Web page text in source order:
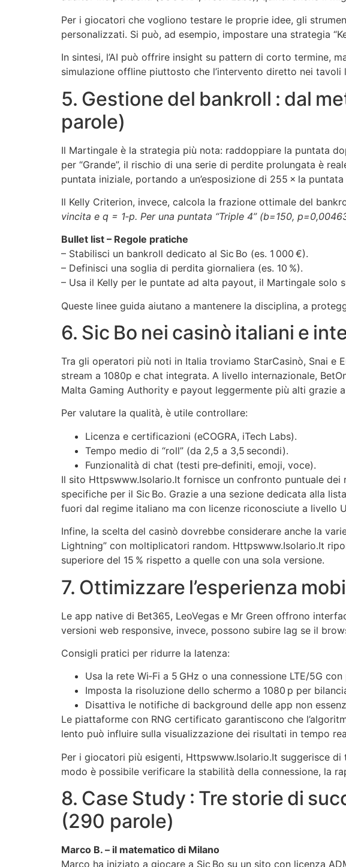
Per i giocatori che vogliono testare le proprie idee, gli
personalizzati. Si può, ad esempio, impostare una strategia
In sintesi, l’AI può offrire insight su pattern di corto termine,
simulazione offline piuttosto che l’intervento diretto nei tavoli
5. Gestione del bankroll : dal
parole)
Il Martingale è la strategia più nota: raddoppiare la puntata
per “Grande”, il rischio di una serie di perdite prolungata è
puntata iniziale, portando a un’esposizione di 255 × la
Il Kelly Criterion, invece, calcola la frazione ottimale del
vincita e q = 1‑p. Per una puntata “Triple 4” (b=150,
Bullet list – Regole pratiche
– Stabilisci un bankroll dedicato al Sic Bo (es. 1 000 €).
– Definisci una soglia di perdita giornaliera (es. 10 %).
– Usa il Kelly per le puntate ad alta payout, il Martingale solo
Queste linee guida aiutano a mantenere la disciplina, a
6. Sic Bo nei casinò italiani e
Tra gli operatori più noti in Italia troviamo StarCasinò, Snai e
stream a 1080p e chat integrata. A livello internazionale,
Malta Gaming Authority e payout leggermente più alti grazie
Per valutare la qualità, è utile controllare:
Licenza e certificazioni (eCOGRA, iTech Labs).
Tempo medio di “roll” (da 2,5 a 3,5 secondi).
Funzionalità di chat (testi pre‑definiti, emoji, voce).
Il sito Httpswww.Isolario.It fornisce un confronto puntuale
specifiche per il Sic Bo. Grazie a una sezione dedicata alla
fuori dal regime italiano ma con licenze riconosciute a livello
Infine, la scelta del casinò dovrebbe considerare anche la
Lightning” con moltiplicatori random. Httpswww.Isolario.It
superiore del 15 % rispetto a quelle con una sola versione.
7. Ottimizzare l’esperienza
Le app native di Bet365, LeoVegas e Mr Green offrono
versioni web responsive, invece, possono subire lag se il
Consigli pratici per ridurre la latenza:
Usa la rete Wi‑Fi a 5 GHz o una connessione LTE/5G
Imposta la risoluzione dello schermo a 1080 p per
Disattiva le notifiche di background delle app non
Le piattaforme con RNG certificato garantiscono che
lento può influire sulla visualizzazione dei risultati in tempo
Per i giocatori più esigenti, Httpswww.Isolario.It suggerisce
modo è possibile verificare la stabilità della connessione, la
8. Case Study : Tre storie di
(290 parole)
Marco B. – il matematico di Milano
Marco ha iniziato a giocare a Sic Bo su un sito con licenza